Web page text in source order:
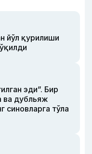
йўл қурилиши
эди”. Бир
ва дубльяж
синовларга тўла